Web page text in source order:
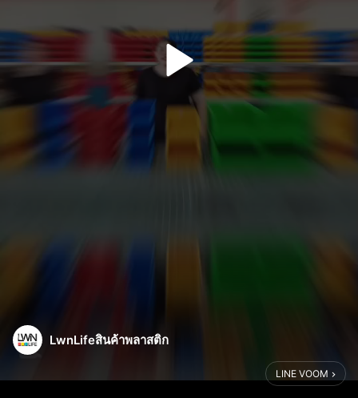
LwnLifeสินค้าพลาสติก
LINE VOOM